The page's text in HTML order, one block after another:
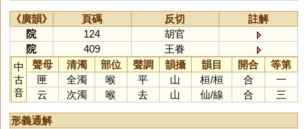
《廣韻》 頁碼 反切
註解
院
124
胡官
院
409
王眷
中
古
音
聲母 清濁 部位 聲調 韻攝 韻目 開合
等第
匣
全濁 喉 平 山 桓/桓 合
一
云
次濁 喉 去 山 仙/線 合 三
形義通解